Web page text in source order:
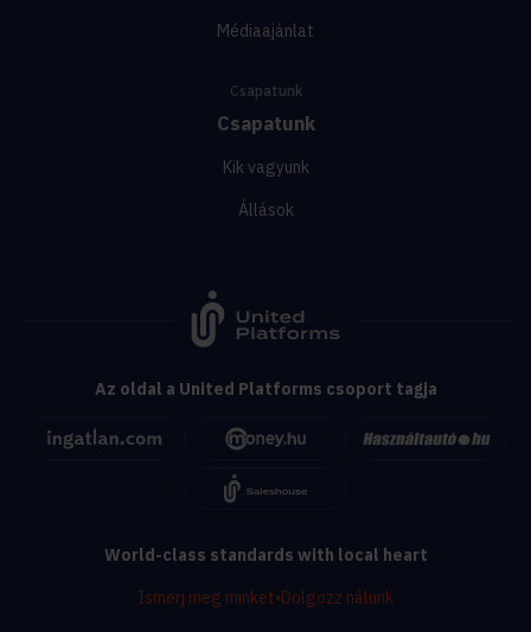
Médiaajánlat
Csapatunk
Csapatunk
Kik vagyunk
Állások
Az oldal a United Platforms csoport tagja
World-class standards with local heart
Ismerj meg minket•Dolgozz nálunk